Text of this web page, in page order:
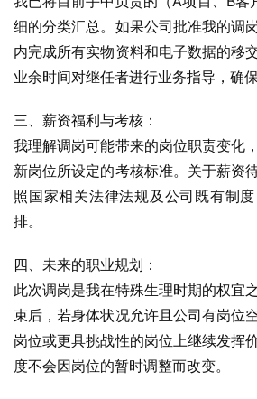
细的分类汇总。如果公司批准我的调
内完成所有实物资料和电子数据的移
业余时间对继任者进行业务指导，确
三、薪资福利与考核：
我理解调岗可能带来的岗位职责变化
新岗位所设定的考核标准。关于薪资
照国家相关法律法规及公司既有制
排。
四、未来的职业规划：
此次调岗是我在特殊生理时期的权宜
束后，若身体状况允许且公司有岗位
岗位或更具挑战性的岗位上继续发挥
度不会因岗位的暂时调整而改变。